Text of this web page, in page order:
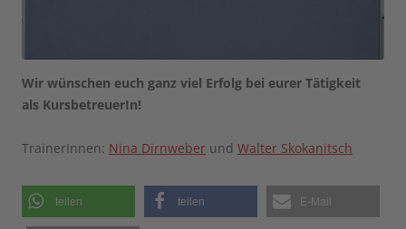
Wir wünschen euch ganz viel Erfolg bei eurer Tätigkeit
als KursbetreuerIn!
TrainerInnen: Nina Dirnweber und Walter Skokanitsch
teilen teilen E-Mail